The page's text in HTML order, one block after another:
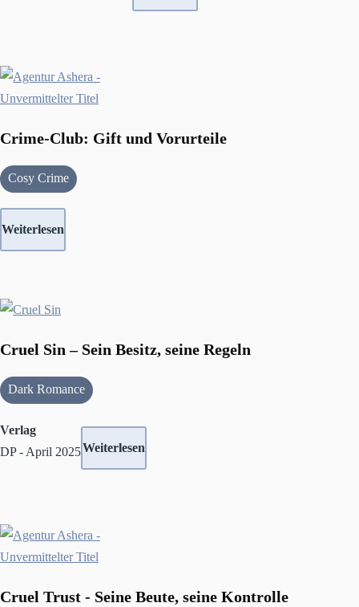
Crime-Club: Gift und Vorurteile
Cosy Crime
Weiterlesen
Cruel Sin – Sein Besitz, seine Regeln
Dark Romance
Verlag
DP - April 2025Weiterlesen
Cruel Trust - Seine Beute, seine Kontrolle